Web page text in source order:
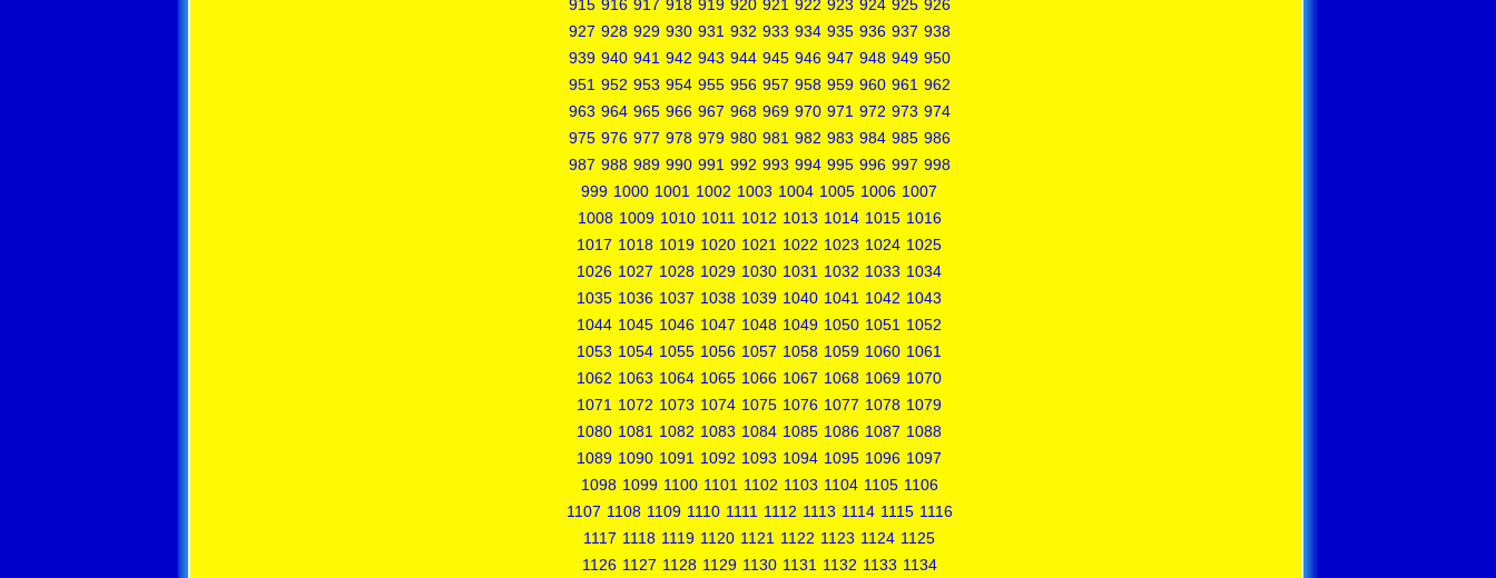
915 916 917 918 919 920 921 922 923 924 925 926
927 928 929 930 931 932 933 934 935 936 937 938
939 940 941 942 943 944 945 946 947 948 949 950
951 952 953 954 955 956 957 958 959 960 961 962
963 964 965 966 967 968 969 970 971 972 973 974
975 976 977 978 979 980 981 982 983 984 985 986
987 988 989 990 991 992 993 994 995 996 997 998
999 1000 1001 1002 1003 1004 1005 1006 1007
1008 1009 1010 1011 1012 1013 1014 1015 1016
1017 1018 1019 1020 1021 1022 1023 1024 1025
1026 1027 1028 1029 1030 1031 1032 1033 1034
1035 1036 1037 1038 1039 1040 1041 1042 1043
1044 1045 1046 1047 1048 1049 1050 1051 1052
1053 1054 1055 1056 1057 1058 1059 1060 1061
1062 1063 1064 1065 1066 1067 1068 1069 1070
1071 1072 1073 1074 1075 1076 1077 1078 1079
1080 1081 1082 1083 1084 1085 1086 1087 1088
1089 1090 1091 1092 1093 1094 1095 1096 1097
1098 1099 1100 1101 1102 1103 1104 1105 1106
1107 1108 1109 1110 1111 1112 1113 1114 1115 1116
1117 1118 1119 1120 1121 1122 1123 1124 1125
1126 1127 1128 1129 1130 1131 1132 1133 1134